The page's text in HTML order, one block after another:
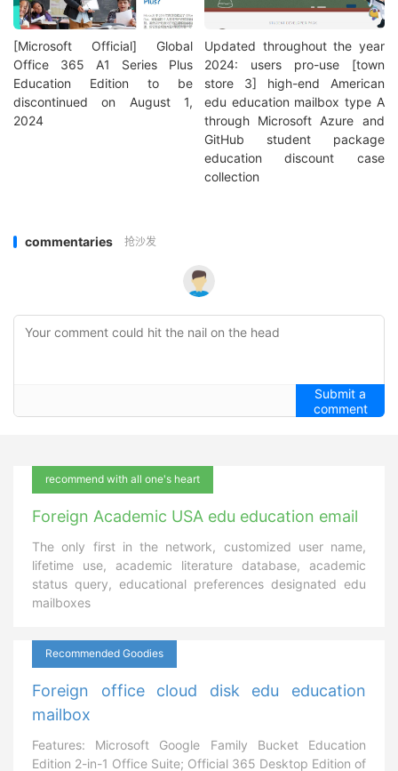
[Microsoft Official] Global
Office 365 A1 Series Plus
Education Edition to be
discontinued on August 1,
2024
Updated throughout the year
2024: users pro-use [town
store 3] high-end American
edu education mailbox type A
through Microsoft Azure and
GitHub student package
education discount case
collection
commentaries 抢沙发
Submit a
comment
recommend with all one's heart
Foreign Academic USA edu education email
The only first in the network, customized user name,
lifetime use, academic literature database, academic
status query, educational preferences designated edu
mailboxes
Recommended Goodies
Foreign office cloud disk edu education
mailbox
Features: Microsoft Google Family Bucket Education
Edition 2-in-1 Office Suite; Official 365 Desktop Edition of